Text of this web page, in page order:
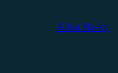
Alina Hasky